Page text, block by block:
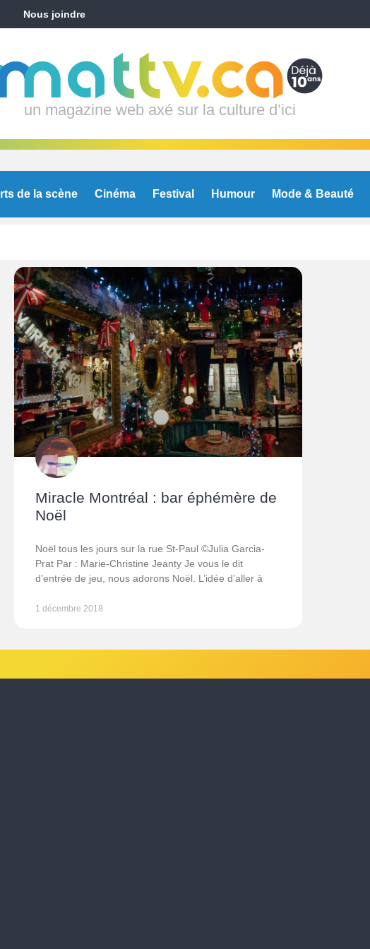
Nous joindre
un magazine web axé sur la culture d’ici
de la scène Cinéma Festival Humour Mode & Beauté
Miracle Montréal : bar éphémère de
Noël
Noël tous les jours sur la rue St-Paul ©Julia Garcia-
Prat Par : Marie-Christine Jeanty Je vous le dit
d’entrée de jeu, nous adorons Noël. L’idée d’aller à
1 décembre 2018